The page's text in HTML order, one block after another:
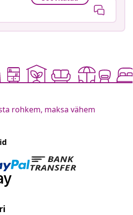
rohkem, maksa vähem